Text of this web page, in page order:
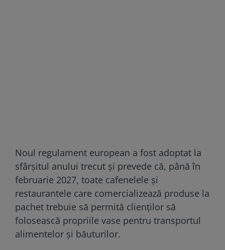
Noul regulament european a fost adoptat la
sfârșitul anului trecut și prevede că, până în
februarie 2027, toate cafenelele și
restaurantele care comercializează produse la
pachet trebuie să permită clienților să
folosească propriile vase pentru transportul
alimentelor și băuturilor.